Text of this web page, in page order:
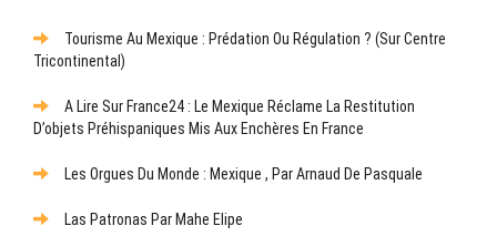
Tourisme Au Mexique : Prédation Ou Régulation ? (Sur Centre
Tricontinental)
A Lire Sur France24 : Le Mexique Réclame La Restitution
D’objets Préhispaniques Mis Aux Enchères En France
Les Orgues Du Monde : Mexique , Par Arnaud De Pasquale
Las Patronas Par Mahe Elipe